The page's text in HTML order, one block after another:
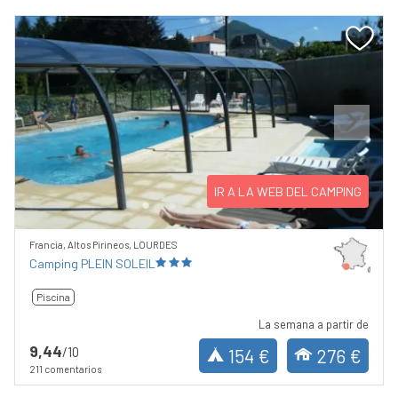
Previous Next
IR A LA WEB DEL CAMPING
Francia, Altos Pirineos, LOURDES
Camping PLEIN SOLEIL
Piscina
9,44/10
211 comentarios
La semana a partir de
154 € 276 €